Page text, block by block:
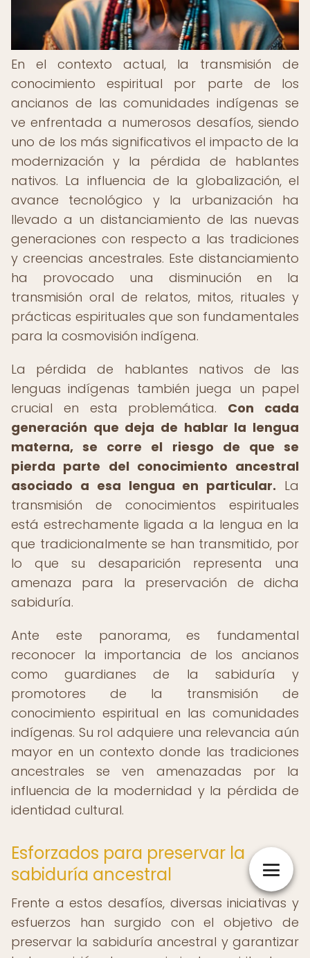
En el contexto actual, la transmisión de
conocimiento espiritual por parte de los
ancianos de las comunidades indígenas se
ve enfrentada a numerosos desafíos, siendo
uno de los más significativos el impacto de la
modernización y la pérdida de hablantes
nativos. La influencia de la globalización, el
avance tecnológico y la urbanización ha
llevado a un distanciamiento de las nuevas
generaciones con respecto a las tradiciones
y creencias ancestrales. Este distanciamiento
ha provocado una disminución en la
transmisión oral de relatos, mitos, rituales y
prácticas espirituales que son fundamentales
para la cosmovisión indígena.
La pérdida de hablantes nativos de las
lenguas indígenas también juega un papel
crucial en esta problemática. Con cada
generación que deja de hablar la lengua
materna, se corre el riesgo de que se
pierda parte del conocimiento ancestral
asociado a esa lengua en particular. La
transmisión de conocimientos espirituales
está estrechamente ligada a la lengua en la
que tradicionalmente se han transmitido, por
lo que su desaparición representa una
amenaza para la preservación de dicha
sabiduría.
Ante este panorama, es fundamental
reconocer la importancia de los ancianos
como guardianes de la sabiduría y
promotores de la transmisión de
conocimiento espiritual en las comunidades
indígenas. Su rol adquiere una relevancia aún
mayor en un contexto donde las tradiciones
ancestrales se ven amenazadas por la
influencia de la modernidad y la pérdida de
identidad cultural.
Esforzados para preservar la
sabiduría ancestral
Frente a estos desafíos, diversas iniciativas y
esfuerzos han surgido con el objetivo de
preservar la sabiduría ancestral y garantizar